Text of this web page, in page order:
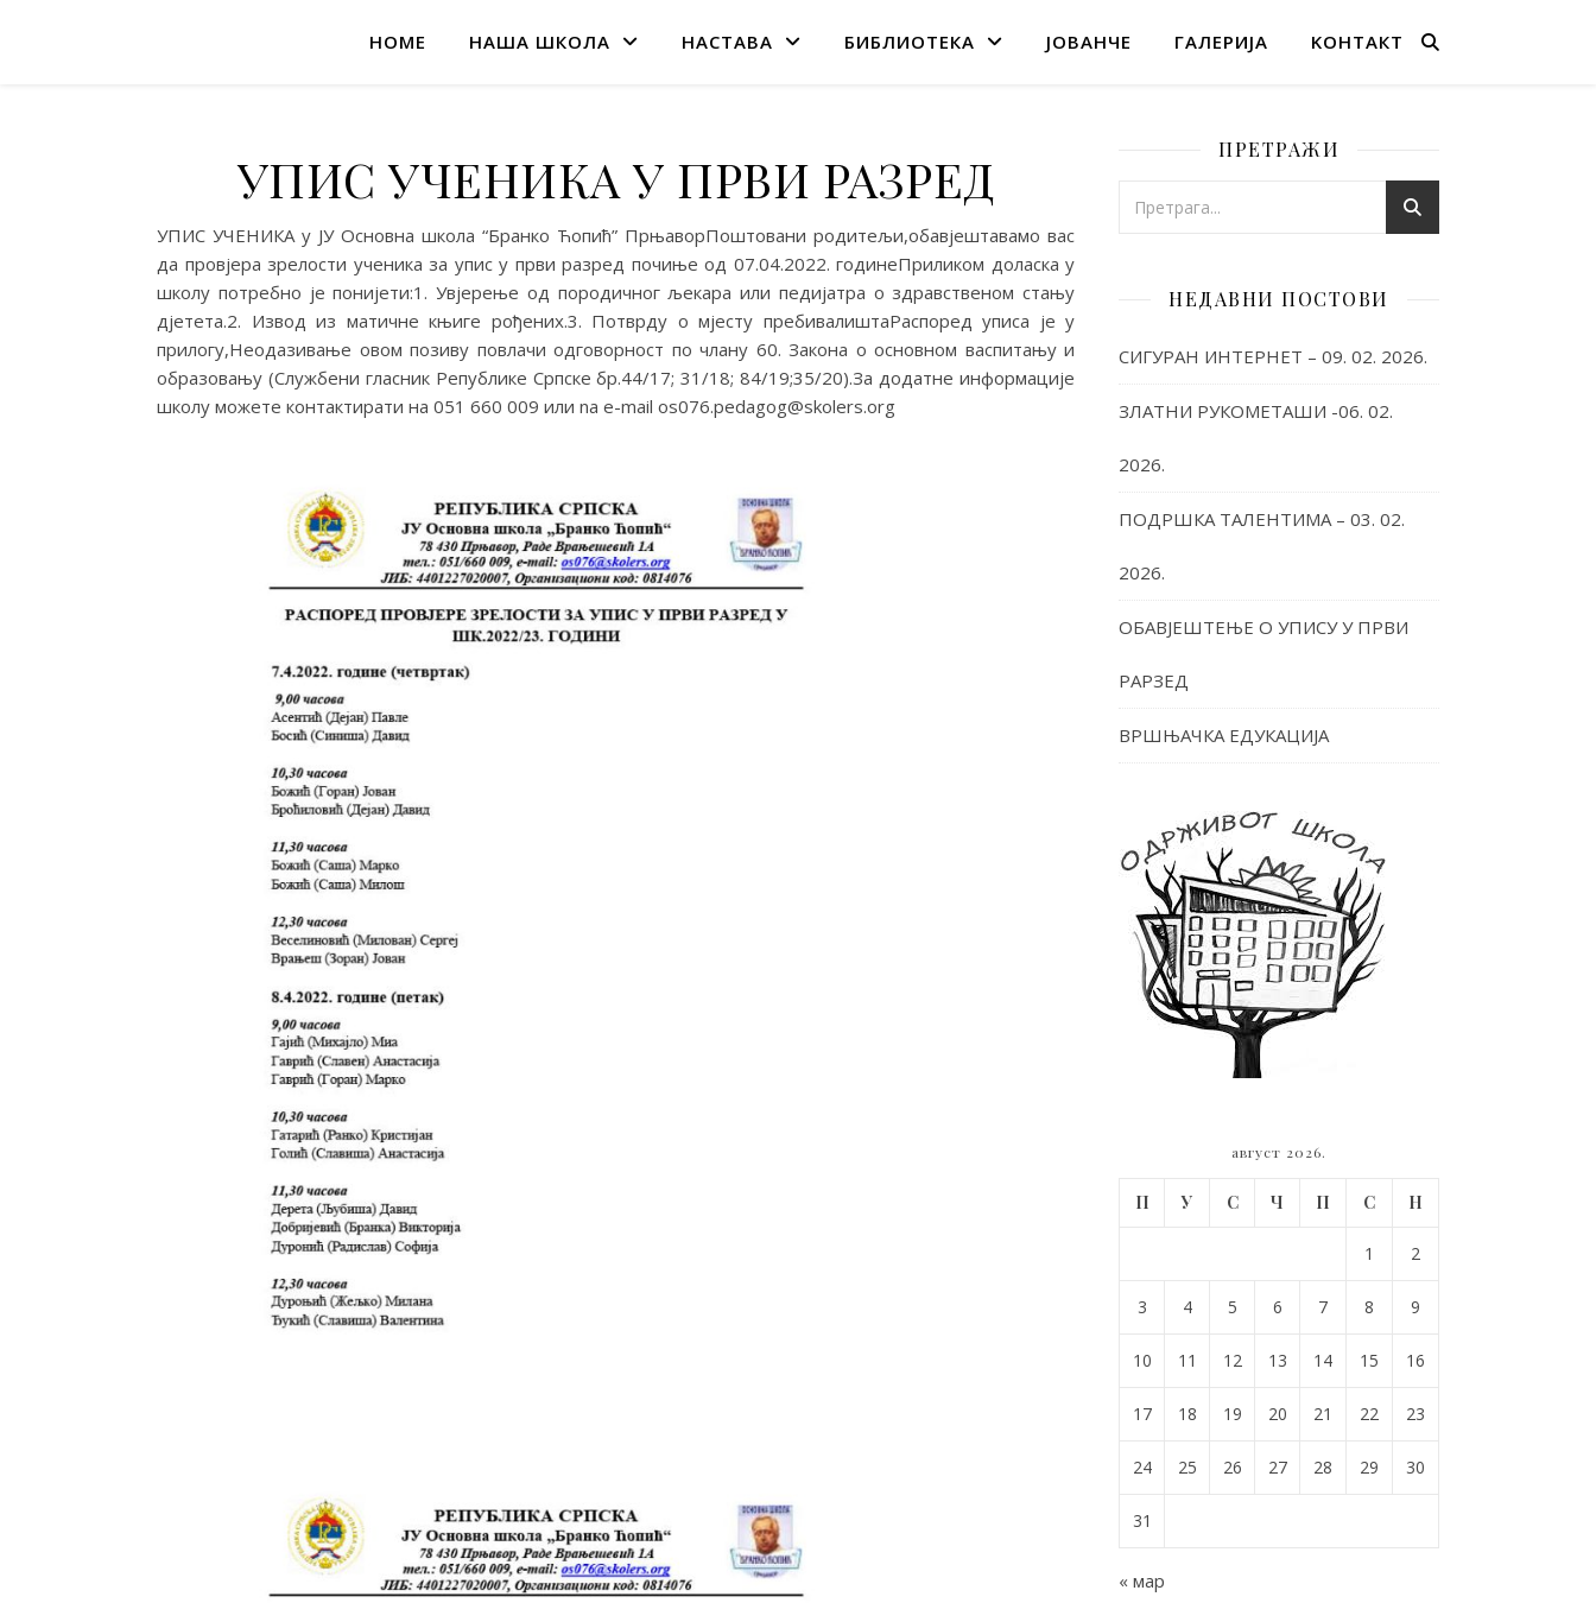
HOME НАША ШКОЛА НАСТАВА БИБЛИОТЕКА ЈОВАНЧЕ ГАЛЕРИЈА KОНТАКТ
УПИС УЧЕНИКА У ПРВИ РАЗРЕД
УПИС УЧЕНИКА у ЈУ Основна школа “Бранко Ћопић” ПрњаворПоштовани родитељи,обавјештавамо вас
да провјера зрелости ученика за упис у први разред почиње од 07.04.2022. годинеПриликом доласка у
школу потребно је понијети:1. Увјерење од породичног љекара или педијатра о здравственом стању
дјетета.2. Извод из матичне књиге рођених.3. Потврду о мјесту пребивалиштаРаспоред уписа је у
прилогу,Неодазивање овом позиву повлачи одговорност по члану 60. Закона о основном васпитању и
образовању (Службени гласник Републике Српске бр.44/17; 31/18; 84/19;35/20).За додатне информације
школу можете контактирати на 051 660 009 или na e-mail os076.pedagog@skolers.org
ПРЕТРАЖИ
НЕДАВНИ ПОСТОВИ
СИГУРАН ИНТЕРНЕТ – 09. 02. 2026.
ЗЛАТНИ РУКОМЕТАШИ -06. 02.
2026.
ПОДРШКА ТАЛЕНТИМА – 03. 02.
2026.
ОБАВЈЕШТЕЊЕ О УПИСУ У ПРВИ
РАРЗЕД
ВРШЊАЧКА ЕДУКАЦИЈА
август 2026.
П У С Ч П С Н
1 2
3 4 5 6 7 8 9
10 11 12 13 14 15 16
17 18 19 20 21 22 23
24 25 26 27 28 29 30
31
« мар